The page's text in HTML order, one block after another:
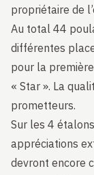
propriétaire de
Au total 44
différentes
pour la
« Star ». La
prometteurs.
Sur les 4
appréciations
devront encore